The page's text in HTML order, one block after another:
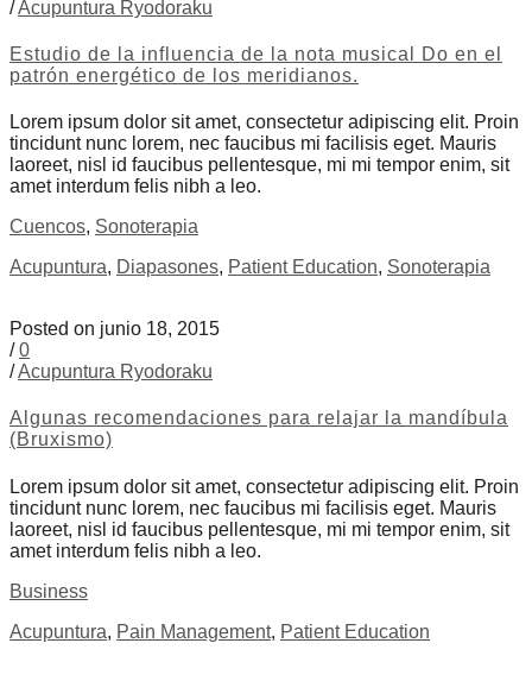
/Acupuntura Ryodoraku
Estudio de la influencia de la nota musical Do en el
patrón energético de los meridianos.
Lorem ipsum dolor sit amet, consectetur adipiscing elit. Proin
tincidunt nunc lorem, nec faucibus mi facilisis eget. Mauris
laoreet, nisl id faucibus pellentesque, mi mi tempor enim, sit
amet interdum felis nibh a leo.
Cuencos, Sonoterapia
Acupuntura, Diapasones, Patient Education, Sonoterapia
Posted on junio 18, 2015
/0
/Acupuntura Ryodoraku
Algunas recomendaciones para relajar la mandíbula
(Bruxismo)
Lorem ipsum dolor sit amet, consectetur adipiscing elit. Proin
tincidunt nunc lorem, nec faucibus mi facilisis eget. Mauris
laoreet, nisl id faucibus pellentesque, mi mi tempor enim, sit
amet interdum felis nibh a leo.
Business
Acupuntura, Pain Management, Patient Education